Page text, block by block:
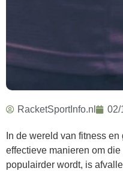
RacketSportInfo.nl 02/
In de wereld van fitness
effectieve manieren om
populairder wordt, is